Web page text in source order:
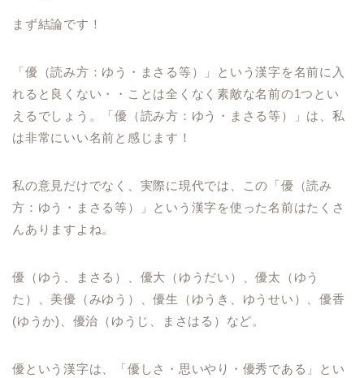
まず結論です！
「優（読み方：ゆう・まさる等）」という漢字を名前に入
れると良くない・・ことは全くなく素敵な名前の1つとい
えるでしょう。「優（読み方：ゆう・まさる等）」は、私
は非常にいい名前と感じます！
私の意見だけでなく、実際に現代では、この「優（読み
方：ゆう・まさる等）」という漢字を使った名前はたくさ
んありますよね。
優（ゆう、まさる）、優大（ゆうだい）、優太（ゆう
た）、美優（みゆう）、優生（ゆうき、ゆうせい）、優香
(ゆうか)、優治（ゆうじ、まさはる）など。
優という漢字は、「優しさ・思いやり・優秀である」とい